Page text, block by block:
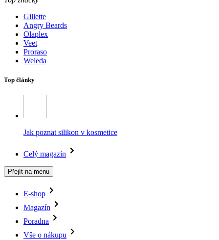
Gillette
Angry Beards
Olaplex
Veet
Proraso
Weleda
Top články
Jak poznat silikon v kosmetice
Celý magazín
Přejít na menu
E-shop
Magazín
Poradna
Vše o nákupu